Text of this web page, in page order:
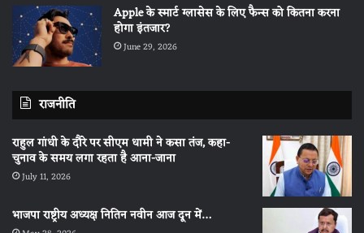
Apple के स्मार्ट ग्लासेस के लिए फैन्स को कितना करना
होगा इंतजार?
June 29, 2026
राजनीति
राहुल गांधी के दौरे पर सीएम धामी ने कसा तंज, कहा-
चुनाव के समय लगा रहता है आना-जाना
July 11, 2026
भाजपा राष्ट्रीय अध्यक्ष नितिन नवीन आज दून में…